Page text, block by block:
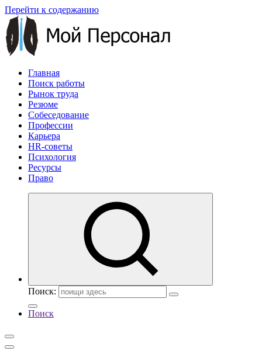
Перейти к содержанию
Главная
Поиск работы
Рынок труда
Резюме
Собеседование
Профессии
Карьера
HR-советы
Психология
Ресурсы
Право
Поиск:
Поиск